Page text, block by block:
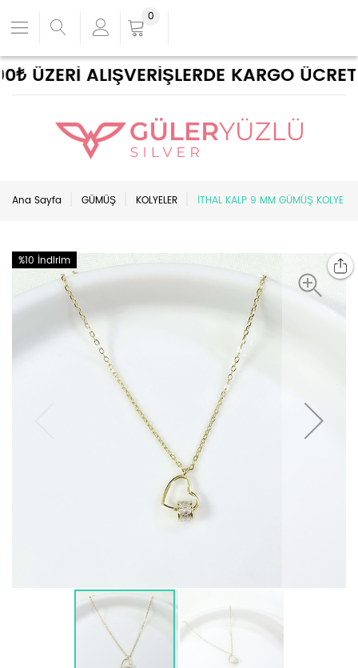
ALIŞVERİŞLERDE KARGO
0
Ana Sayfa GÜMÜŞ KOLYELER İTHAL KALP 9 MM GÜMÜŞ KOLYE
%10 İndirim